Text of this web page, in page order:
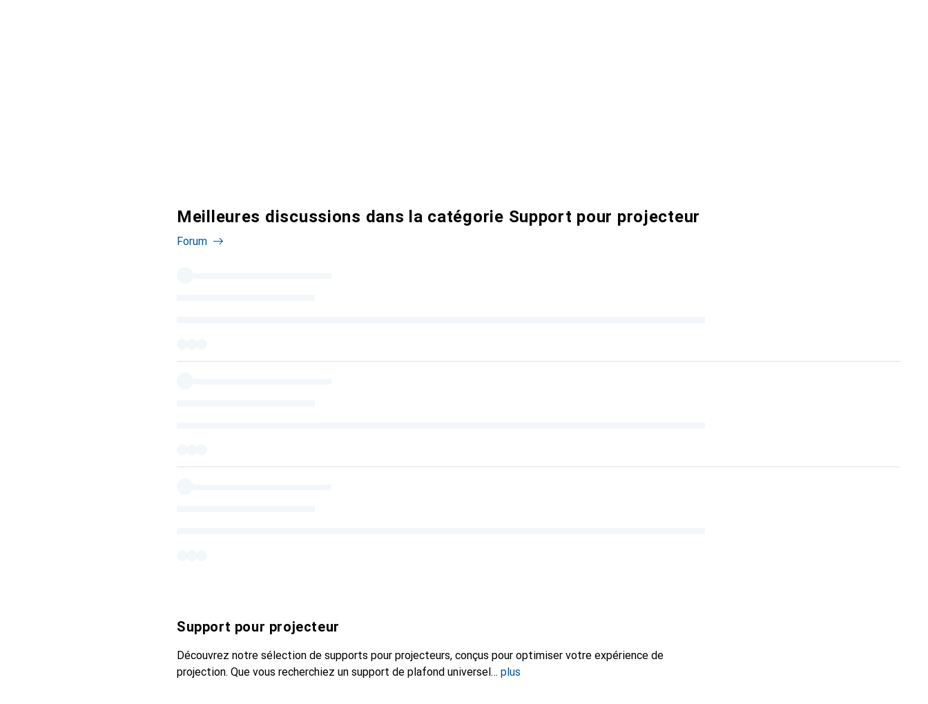
Meilleures discussions dans la catégorie Support pour projecteur
Forum
Support pour projecteur
Découvrez notre sélection de supports pour projecteurs, conçus pour optimiser votre expérience de
projection. Que vous recherchiez un support de plafond universel
plus